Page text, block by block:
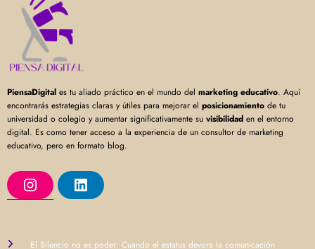
PiensaDigital es tu aliado práctico en el mundo del marketing educativo. Aquí
encontrarás estrategias claras y útiles para mejorar el posicionamiento de tu
universidad o colegio y aumentar significativamente su visibilidad en el entorno
digital. Es como tener acceso a la experiencia de un consultor de marketing
educativo, pero en formato blog.
I
n
r
L
i
I
El Silencio no es poder: Cuando el estatus devora la comunicación